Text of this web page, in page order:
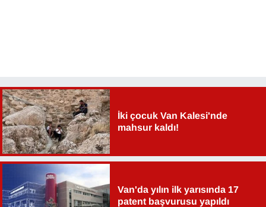
İki çocuk Van Kalesi'nde
mahsur kaldı!
Van'da yılın ilk yarısında 17
patent başvurusu yapıldı
YAŞAM
YEREL